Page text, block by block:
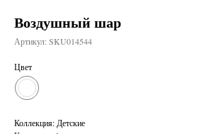
Воздушный шар
Артикул: SKU014544
Цвет
Коллекция: Детские